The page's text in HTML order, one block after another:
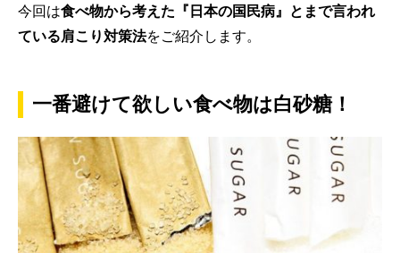
今回は食べ物から考えた『日本の国民病』とまで言われ
ている肩こり対策法をご紹介します。
一番避けて欲しい食べ物は白砂糖！